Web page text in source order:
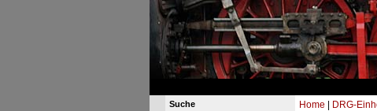
Suche Home DRG-